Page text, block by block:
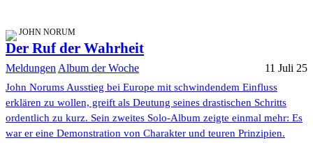
JOHN NORUM
Der Ruf der Wahrheit
Meldungen Album der Woche 11 Juli 25
John Norums Ausstieg bei Europe mit schwindendem Einfluss
erklären zu wollen, greift als Deutung seines drastischen Schritts
ordentlich zu kurz. Sein zweites Solo-Album zeigte einmal mehr: Es
war er eine Demonstration von Charakter und teuren Prinzipien.